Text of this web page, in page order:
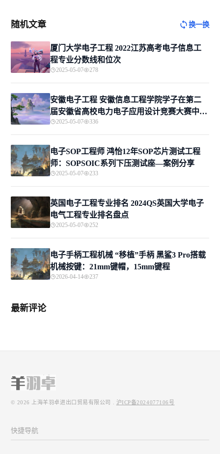
随机文章 换一换
厦门大学电子工程 2022江苏高考电子信息工
程专业分数线和位次
2025-05-07 278
安徽电子工程 安徽信息工程学院学子在第二
届安徽省高校电力电子应用设计竞赛大赛中斩
获佳绩
2025-05-07 336
电子SOP工程师 鸿怡12年SOP芯片测试工程
师：SOPSOIC系列下压测试座—案例分享
2025-05-07 233
英国电子工程专业排名 2024QS英国大学电子
电气工程专业排名盘点
2025-05-07 252
电子手柄工程机械 “移植”手柄 黑鲨3 Pro搭载
机械按键：21mm键帽，15mm键程
2026-04-14 237
最新评论
© 2026 上海羊羽卓进出口贸易有限公司 沪ICP备2024077106号
快捷导航